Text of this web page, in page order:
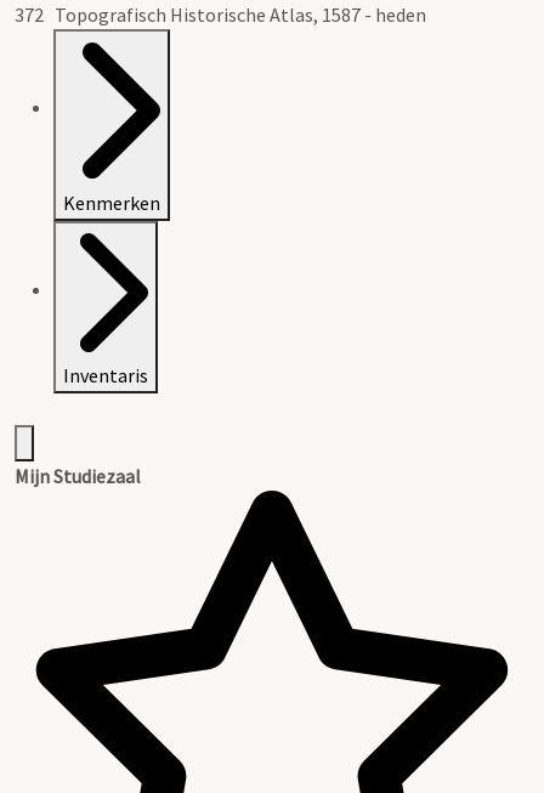
372 Topografisch Historische Atlas, 1587 - heden
Kenmerken
Inventaris
Mijn Studiezaal